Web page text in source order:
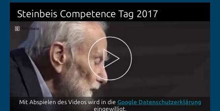
Steinbeis Competence Tag 2017
Mit Abspielen des Videos wird in die Google Datenschutzerklärung
eingewilligt.